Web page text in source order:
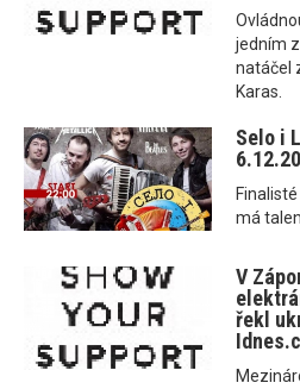
jedním
natáčel
Karas.
Selo i
má
V
řekl